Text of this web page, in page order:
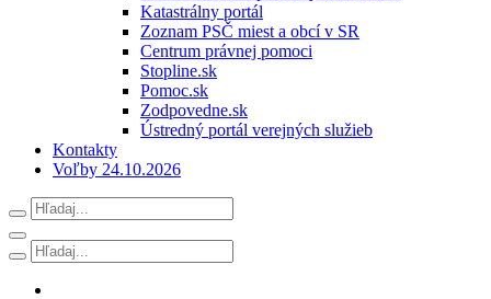
Katastrálny portál
Zoznam PSČ miest a obcí v SR
Centrum právnej pomoci
Stopline.sk
Pomoc.sk
Zodpovedne.sk
Ústredný portál verejných služieb
Kontakty
Voľby 24.10.2026